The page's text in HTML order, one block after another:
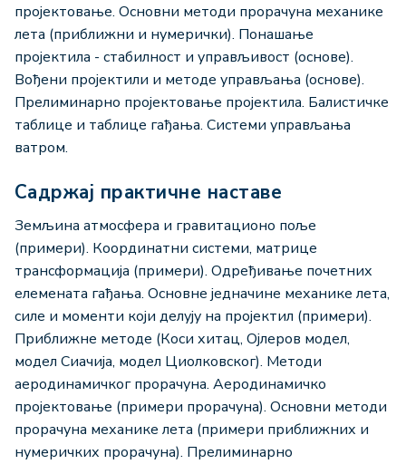
пројектовање. Основни методи прорачуна механике
лета (приближни и нумерички). Понашање
пројектила - стабилност и управљивост (основе).
Вођени пројектили и методе управљања (основе).
Прелиминарно пројектовање пројектила. Балистичке
таблице и таблице гађања. Системи управљања
ватром.
Садржај практичне наставе
Земљина атмосфера и гравитационо поље
(примери). Координатни системи, матрице
трансформација (примери). Одређивање почетних
елемената гађања. Основне једначине механике лета,
силе и моменти који делују на пројектил (примери).
Приближне методе (Коси хитац, Ојлеров модел,
модел Сиачија, модел Циолковског). Методи
аеродинамичког прорачуна. Аеродинамичко
пројектовање (примери прорачуна). Основни методи
прорачуна механике лета (примери приближних и
нумеричких прорачуна). Прелиминарно